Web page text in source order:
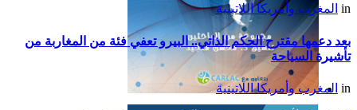
التقرير السياسي لأمريكا
in المغرب وأمريكا اللاتينية
بعد دعمها مقترح الحكم الذاتي.. البيرو تعفي فئة من المغاربة من
تأشيرة السياحة
in المغرب وأمريكا اللاتينية